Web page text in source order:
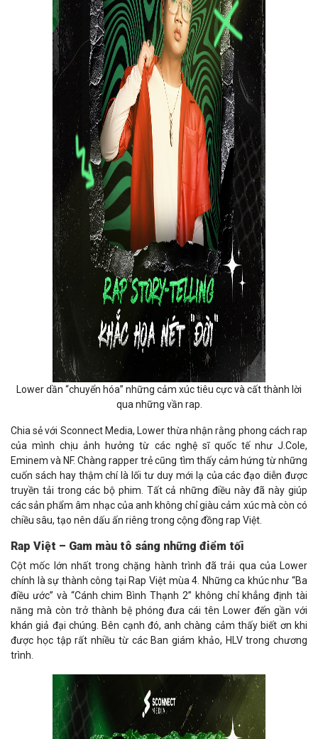
Lower dần “chuyển hóa” những cảm xúc tiêu cực và cất thành lời
qua những vần rap.
Chia sẻ với Sconnect Media, Lower thừa nhận rằng phong cách rap
của mình chịu ảnh hưởng từ các nghệ sĩ quốc tế như J.Cole,
Eminem và NF. Chàng rapper trẻ cũng tìm thấy cảm hứng từ những
cuốn sách hay thậm chí là lối tư duy mới lạ của các đạo diễn được
truyền tải trong các bộ phim. Tất cả những điều này đã này giúp
các sản phẩm âm nhạc của anh không chỉ giàu cảm xúc mà còn có
chiều sâu, tạo nên dấu ấn riêng trong cộng đồng rap Việt.
Rap Việt – Gam màu tô sáng những điểm tối
Cột mốc lớn nhất trong chặng hành trình đã trải qua của Lower
chính là sự thành công tại Rap Việt mùa 4. Những ca khúc như “Ba
điều ước” và “Cánh chim Bình Thạnh 2” không chỉ khẳng định tài
năng mà còn trở thành bệ phóng đưa cái tên Lower đến gần với
khán giả đại chúng. Bên cạnh đó, anh chàng cảm thấy biết ơn khi
được học tập rất nhiều từ các Ban giám khảo, HLV trong chương
trình.